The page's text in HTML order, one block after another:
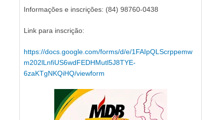
Informações e inscrições: (84) 98760-0438
Link para inscrição:
https://docs.google.com/forms/d/e/1FAIpQLScrppemw
m202lLnfiUS6wdFEDHMutl5J8TYE-
6zaKTgNKQiHQ/viewform